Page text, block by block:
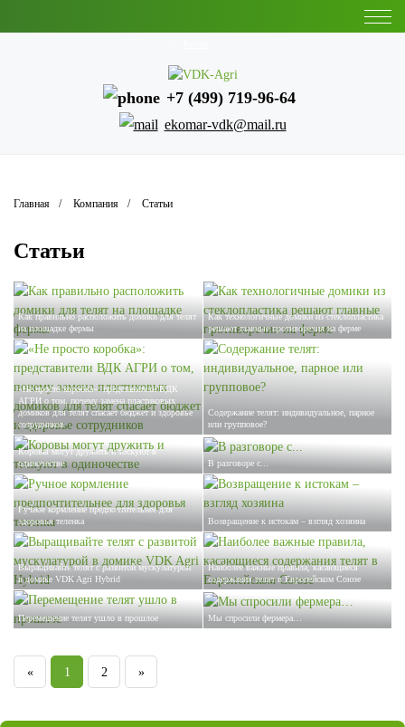
+7 (499) 719-96-64
ekomar-vdk@mail.ru
Главная Компания Статьи
Статьи
Как правильно расположить домики для телят
на площадке фермы
Как технологичные домики из стеклопластика
решают главные противоречия на ферме
«Не просто коробка»: представители ВДК
АГРИ о том, почему замена пластиковых
домиков для телят спасает бюджет и здоровье
сотрудников
Содержание телят: индивидуальное, парное
или групповое?
Коровы могут дружить и тоскуют в
одиночестве
В разговоре с...
Ручное кормление предпочтительнее для
здоровья теленка
Возвращение к истокам – взгляд хозяина
Выращивайте телят с развитой мускулатурой
в домике VDK Agri Hybrid
Наиболее важные правила, касающиеся
содержания телят в Европейском Союзе
Перемещение телят ушло в прошлое Мы спросили фермера…
« 1 2 »